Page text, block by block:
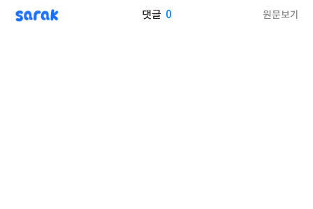
sarak 댓글 0 원문보기